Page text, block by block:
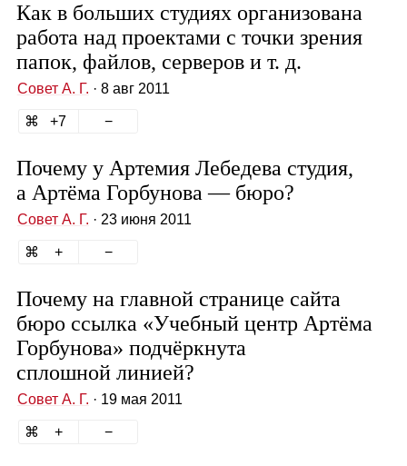
Как в больших студиях организована
работа над проектами с точки зрения
папок, файлов, серверов и т. д.
Совет А. Г. · 8 авг 2011
7
Почему у Артемия Лебедева студия,
а Артёма Горбунова — бюро?
Совет А. Г. · 23 июня 2011
Почему на главной странице сайта
бюро ссылка «Учебный центр Артёма
Горбунова» подчёркнута
сплошной линией?
Совет А. Г. · 19 мая 2011